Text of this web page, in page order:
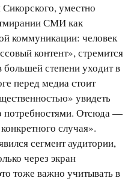
уместно
СМИ как
коммуникации: человек
контент», стремится
большей степени уходит в
перед медиа стоит
увидеть
потребностями. Отсюда —
случая».
сегмент аудитории,
через экран
тоже важно учитывать в